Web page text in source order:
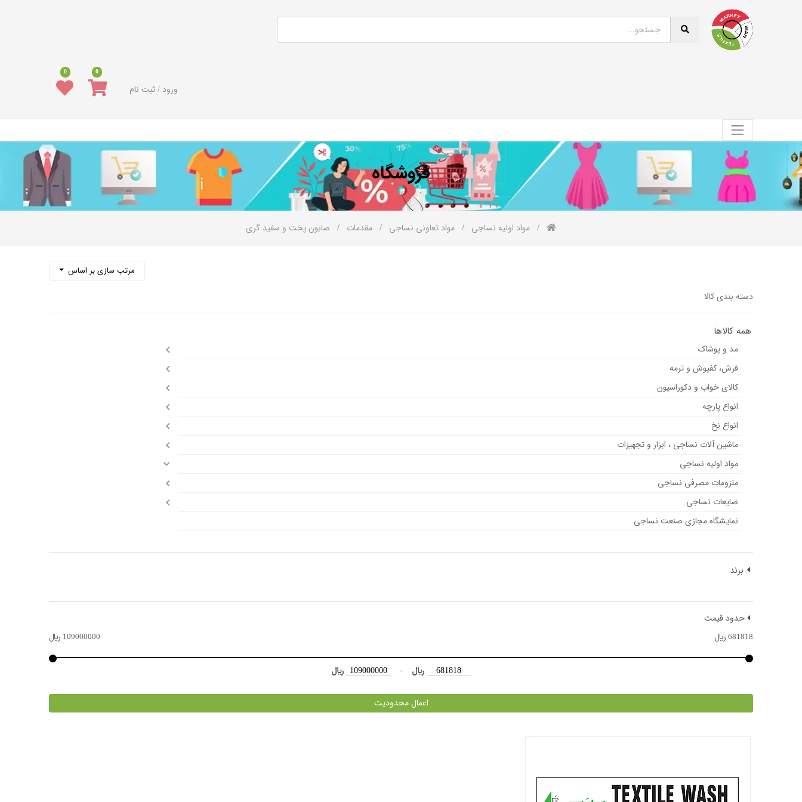
ورود / ثبت نام
0
0
فروشگاه
مواد اولیه نساجی مواد تعاونی نساجی مقدمات صابون پخت و سفید گری
مرتب سازی بر اساس
دسته بندی کالا
همه کالاها
مد و پوشاک
فرش، کفپوش و ترمه
کالای خواب و دکوراسیون
انواع پارچه
انواع نخ
ماشین آلات نساجی ، ابزار و تجهیزات
مواد اولیه نساجی
ملزومات مصرفی نساجی
ضایعات نساجی
نمایشگاه مجازی صنعت نساجی
برند
حدود قیمت
681818 ﷼ 109000000 ﷼
﷼ - ﷼
اعمال محدودیت